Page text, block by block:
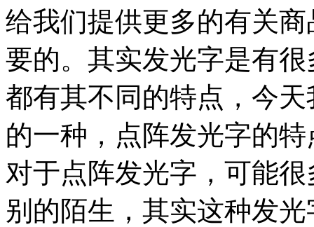
给我们提供更多的有关
要的。其实发光字是有
都有其不同的特点，今
的一种，点阵发光字的
对于点阵发光字，可能
别的陌生，其实这种发